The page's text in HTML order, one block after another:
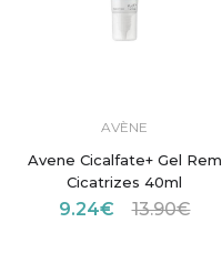
AVÈNE
Avene Cicalfate+ Gel Rem
Cicatrizes 40ml
9.24€ 13.90€